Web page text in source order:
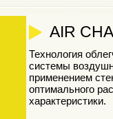
AIR
Технология
системы
применением
оптимального
характеристики.